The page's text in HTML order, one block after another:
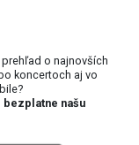
o najnovších
koncertoch aj vo
bezplatne našu